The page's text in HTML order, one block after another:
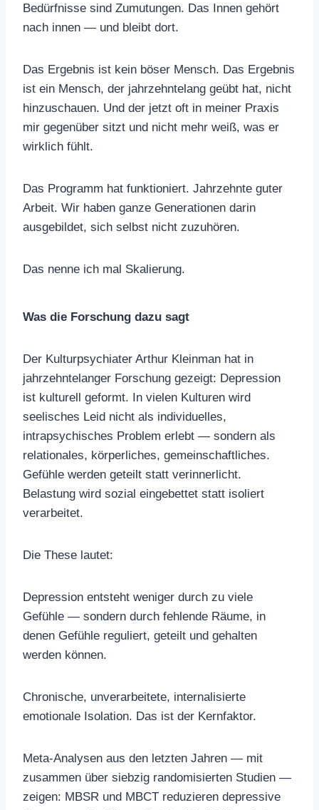
Bedürfnisse sind Zumutungen. Das Innen gehört
nach innen — und bleibt dort.
Das Ergebnis ist kein böser Mensch. Das Ergebnis
ist ein Mensch, der jahrzehntelang geübt hat, nicht
hinzuschauen. Und der jetzt oft in meiner Praxis
mir gegenüber sitzt und nicht mehr weiß, was er
wirklich fühlt.
Das Programm hat funktioniert. Jahrzehnte guter
Arbeit. Wir haben ganze Generationen darin
ausgebildet, sich selbst nicht zuzuhören.
Das nenne ich mal Skalierung.
Was die Forschung dazu sagt
Der Kulturpsychiater Arthur Kleinman hat in
jahrzehntelanger Forschung gezeigt: Depression
ist kulturell geformt. In vielen Kulturen wird
seelisches Leid nicht als individuelles,
intrapsychisches Problem erlebt — sondern als
relationales, körperliches, gemeinschaftliches.
Gefühle werden geteilt statt verinnerlicht.
Belastung wird sozial eingebettet statt isoliert
verarbeitet.
Die These lautet:
Depression entsteht weniger durch zu viele
Gefühle — sondern durch fehlende Räume, in
denen Gefühle reguliert, geteilt und gehalten
werden können.
Chronische, unverarbeitete, internalisierte
emotionale Isolation. Das ist der Kernfaktor.
Meta-Analysen aus den letzten Jahren — mit
zusammen über siebzig randomisierten Studien —
zeigen: MBSR und MBCT reduzieren depressive